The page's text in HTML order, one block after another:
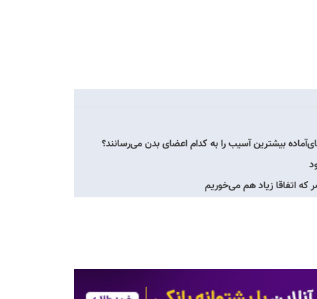
بیشترین آسیب را به کدام اعضای بدن می‌رسانند؟
اتفاقا زیاد هم می‌خوریم